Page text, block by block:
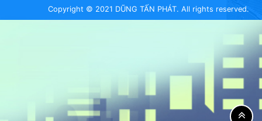
Copyright © 2021 DŨNG TẤN PHÁT. All rights reserved.